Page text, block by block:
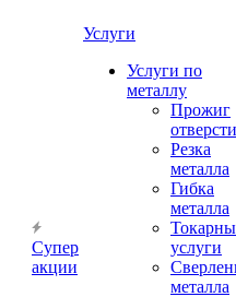
Супер
акции
Услуги
Услуги по
металлу
Прожиг
Резка
металла
Гибка
металла
услуги
металла